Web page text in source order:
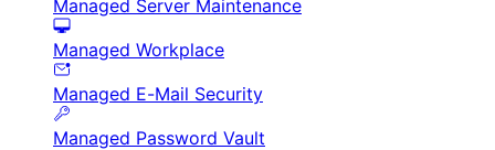
Managed Server Maintenance
Managed Workplace
Managed E-Mail Security
Managed Password Vault